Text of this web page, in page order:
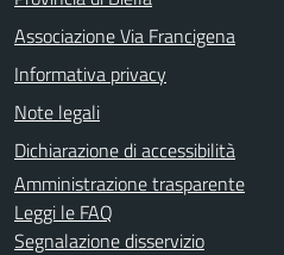
Associazione Via Francigena
Informativa privacy
Note legali
Dichiarazione di accessibilità
Amministrazione trasparente
Leggi le FAQ
Segnalazione disservizio